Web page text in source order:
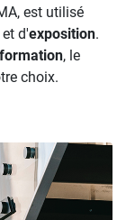
est utilisé
et d'exposition.
, le
choix.